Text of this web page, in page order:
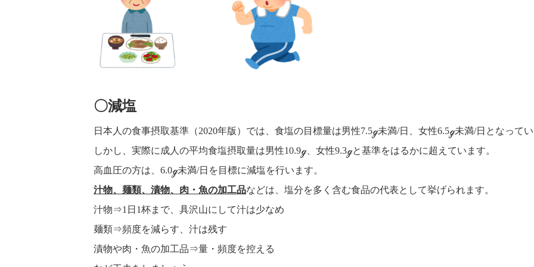
〇減塩
日本人の食事摂取基準（2020年版）では、食塩の目標量は男性7.5ℊ未満/日、女性6.5ℊ未満/日となって
しかし、実際に成人の平均食塩摂取量は男性10.9ℊ、女性9.3ℊと基準をはるかに超えています。
高血圧の方は、6.0ℊ未満/日を目標に減塩を行います。
汁物、麺類、漬物、肉・魚の加工品などは、塩分を多く含む食品の代表として挙げられます。
汁物⇒1日1杯まで、具沢山にして汁は少なめ
麺類⇒頻度を減らす、汁は残す
漬物や肉・魚の加工品⇒量・頻度を控える